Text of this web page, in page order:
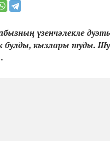
үзенчәлекле
кызлары туды.